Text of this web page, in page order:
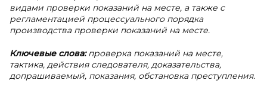
видами проверки показаний на месте, а также с
регламентацией процессуального порядка
производства проверки показаний на месте.
Ключевые слова:проверка показаний на месте,
тактика, действия следователя, доказательства,
допрашиваемый, показания, обстановка преступления.